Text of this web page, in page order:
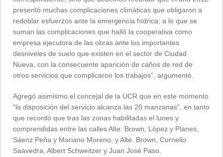
presentó muchas complicaciones climáticas que obligaron a
redoblar esfuerzos ante la emergencia hídrica; a lo que se
suman las complicaciones que halló la cooperativa como
empresa ejecutora de las obras ante los importantes
desniveles de suelo que existen en el sector de Ciudad
Nueva, con la consecuente aparición de caños de red de
otros servicios que complicaron los trabajos”, argumentó.
Agregó asimismo el concejal de la UCR que en este momento
“la disposición del servicio alcanza las 20 manzanas”, en tanto
que recordó que tras las zonas habilitadas el lunes y
comprendidas entre las calles Alte. Brown, López y Planes,
Sáenz Peña y Mariano Moreno; y Alte. Brown, Cornelio
Saavedra, Albert Schweitzer y Juan José Paso,